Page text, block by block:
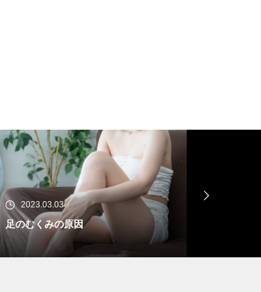
2023.03.03
コンドロイチンと五十肩